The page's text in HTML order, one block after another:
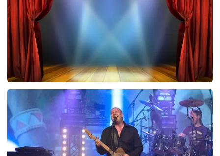
BESTEL NU
40 45 De Musical
297laatste 30 minuten
BESTEL NU